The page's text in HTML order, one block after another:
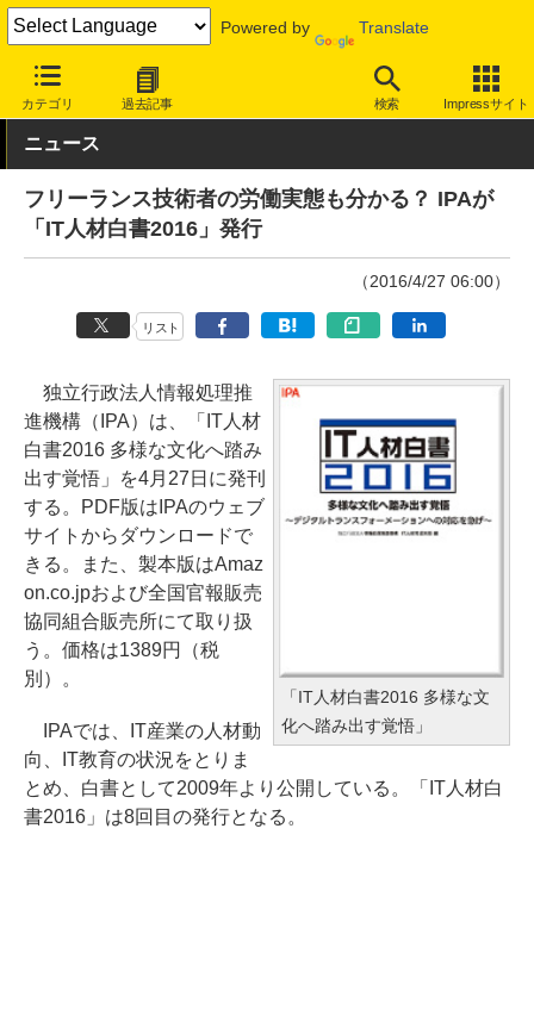
Powered by Translate
カテゴリ 過去記事 検索 Impressサイト
INTERNET Watch トピック 調査
ニュース
フリーランス技術者の労働実態も分かる？ IPAが
「IT人材白書2016」発行
（2016/4/27 06:00）
リスト
「IT人材白書2016 多様な文
化へ踏み出す覚悟」
独立行政法人情報処理推
進機構（IPA）は、「IT人材
白書2016 多様な文化へ踏み
出す覚悟」を4月27日に発刊
する。PDF版はIPAのウェブ
サイトからダウンロードで
きる。また、製本版はAmaz
on.co.jpおよび全国官報販売
協同組合販売所にて取り扱
う。価格は1389円（税
別）。
IPAでは、IT産業の人材動
向、IT教育の状況をとりま
とめ、白書として2009年より公開している。「IT人材白
書2016」は8回目の発行となる。